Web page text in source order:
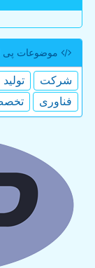
موضوعات پی
شركت تولید
فناوری